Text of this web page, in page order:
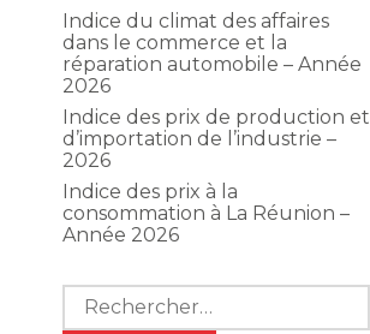
Indice du climat des affaires
dans le commerce et la
réparation automobile – Année
2026
Indice des prix de production et
d’importation de l’industrie –
2026
Indice des prix à la
consommation à La Réunion –
Année 2026
Rechercher :